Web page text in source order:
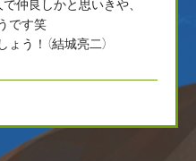
です笑
う！（結城亮二）